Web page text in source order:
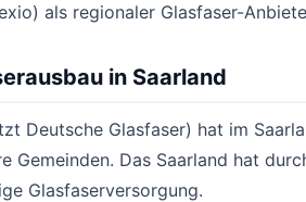
als regionaler Glasfaser-
in Saarland
Deutsche Glasfaser) hat im
Gemeinden. Das Saarland hat
Glasfaserversorgung.